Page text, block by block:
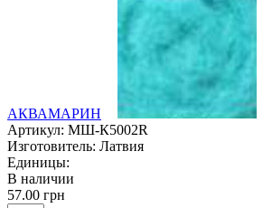
АКВАМАРИН
Артикул: МШ-К5002R
Изготовитель: Латвия
Единицы:
В наличии
57.00 грн